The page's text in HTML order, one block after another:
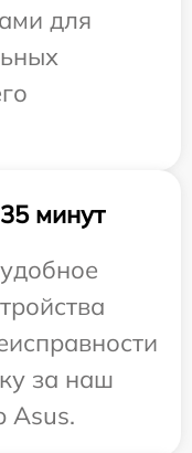
для
минут
за наш
Asus.